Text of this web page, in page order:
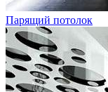
Парящий потолок